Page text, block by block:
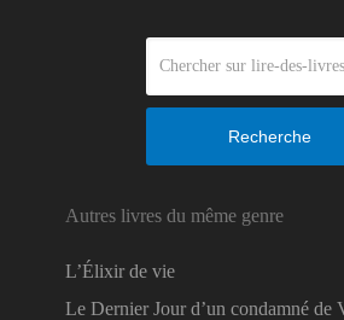
Recherche
Autres livres du même genre
L’Élixir de vie
Le Dernier Jour d’un condamné